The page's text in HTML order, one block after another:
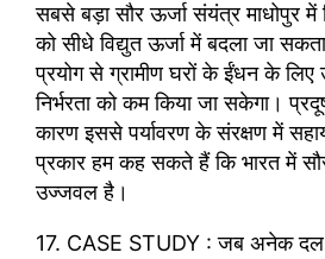
सबसे बड़ा सौर ऊर्जा संयंत्र माधोपुर में
को सीधे विद्युत ऊर्जा में बदला जा
प्रयोग से ग्रामीण घरों के ईंधन के लिए
निर्भरता को कम किया जा सकेगा।
कारण इससे पर्यावरण के संरक्षण में
प्रकार हम कह सकते हैं कि भारत में
उज्जवल है।
17. CASE STUDY : जब अनेक दल